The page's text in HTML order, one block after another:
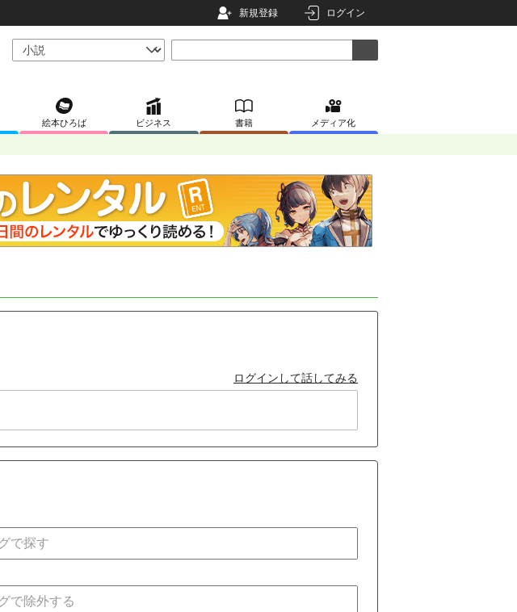
新規登録 ログイン
絵本ひろば ビジネス 書籍 メディア化
ログインして話してみる